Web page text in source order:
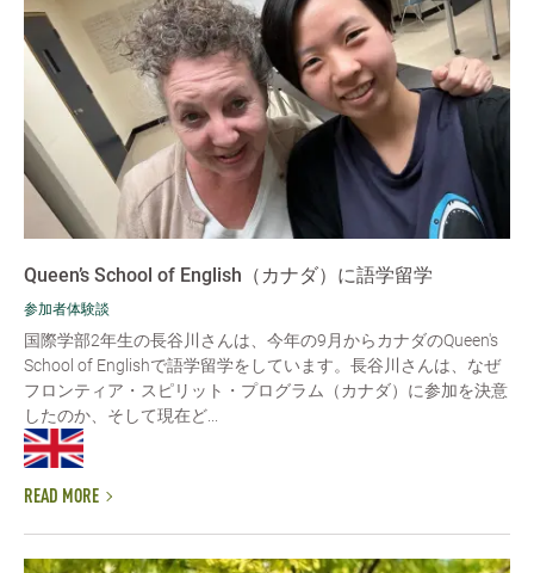
Queen’s School of English（カナダ）に語学留学
参加者体験談
国際学部2年生の長谷川さんは、今年の9月からカナダのQueen's
School of Englishで語学留学をしています。長谷川さんは、なぜ
フロンティア・スピリット・プログラム（カナダ）に参加を決意
したのか、そして現在ど...
READ MORE